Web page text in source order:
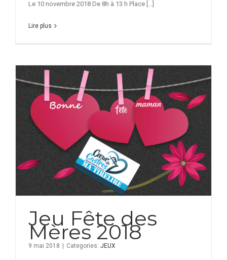
Le 10 novembre 2018 De 8h à 13 h Place [...]
Lire plus
Jeu Fête des
Mères 2018
9 mai 2018 Categories: JEUX